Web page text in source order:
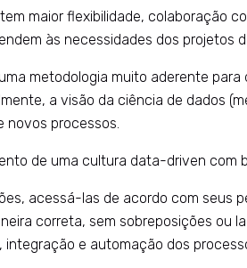
maior flexibilidade, colaboração
às necessidades dos projetos
metodologia muito aderente
a visão da ciência de dados
novos processos.
de uma cultura data-driven com
acessá-las de acordo com seus
correta, sem sobreposições ou
e automação dos